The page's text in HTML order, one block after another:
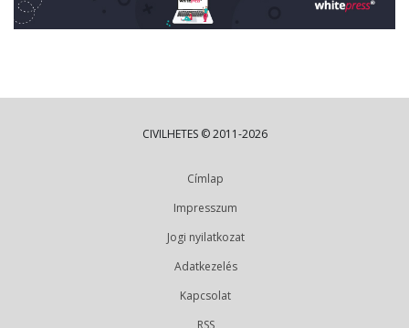
CIVILHETES © 2011-2026
Címlap
Impresszum
Jogi nyilatkozat
Adatkezelés
Kapcsolat
RSS